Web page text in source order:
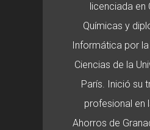
licenciada en
Químicas y
Informática por
Ciencias de la
París. Inició su
profesional en
Ahorros de